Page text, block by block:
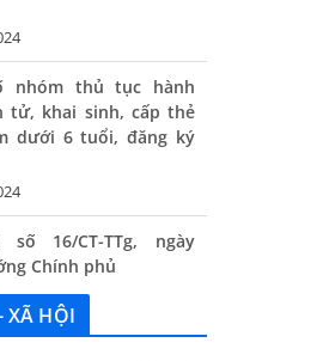
nhóm thủ tục hành
khai sinh, cấp thẻ
dưới 6 tuổi, đăng ký
16/CT-TTg, ngày
Chính phủ
chỉ đạo nâng cao cải
XÃ HỘI